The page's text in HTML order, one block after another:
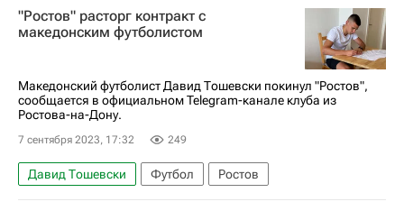
"Ростов" расторг контракт с
македонским футболистом
Македонский футболист Давид Тошевски покинул "Ростов",
сообщается в официальном Telegram-канале клуба из
Ростова-на-Дону.
7 сентября 2023, 17:32 249
Давид Тошевски Футбол Ростов